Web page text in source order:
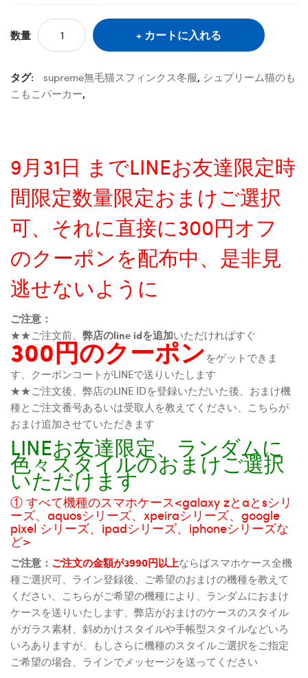
数量 カートに入れる
タグ: supreme無毛猫スフィンクス冬服, シュプリーム猫のも
こもこパーカー,
9月31日 までLINEお友達限定時
間限定数量限定おまけご選択
可、それに直接に300円オフ
のクーポンを配布中、是非見
逃せないように
ご注意：
★★ご注文前、 弊店のline idを追加いただければすぐ
300円のクーポンをゲットできま
す、クーポンコートがLINEで送りいたします
★★ご注文後、弊店のLINE IDを登録いただいた後、おまけ機
種とご注文番号あるいは受取人を教えてください、こちらが
おまけ追加させていただきます
LINEお友達限定、ランダムに
色々スタイルのおまけご選択
いただけます
① すべて機種のスマホケース<galaxy zとaとsシリ
ーズ、aquosシリーズ、xpeiraシリーズ、google
pixel シリーズ、ipadシリーズ、iphoneシリーズな
ど>
ご注意： ご注文の金額が3990円以上ならばスマホケース全機
種ご選択可、ライン登録後、ご希望のおまけの機種を教えて
ください、こちらがご希望の機種により、ランダムにおまけ
ケースを送りいたします、弊店がおまけのケースのスタイル
がガラス素材、斜めかけスタイルや手帳型スタイルなどいろ
いろありますが、もしさらに機種のスタイルご選択をご指定
ご希望の場合、ラインでメッセージを送ってください